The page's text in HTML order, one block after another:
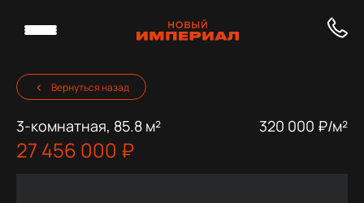
Вернуться назад
3-комнатная, 85.8 м² 320 000 ₽/м²
27 456 000 ₽